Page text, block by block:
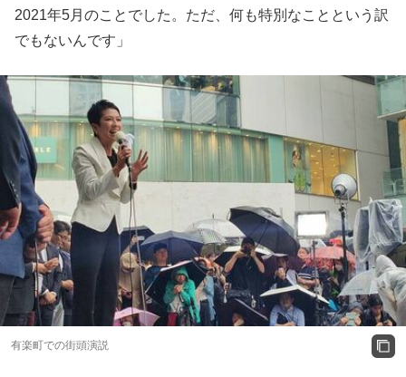
2021年5月のことでした。ただ、何も特別なことという訳
でもないんです」
有楽町での街頭演説